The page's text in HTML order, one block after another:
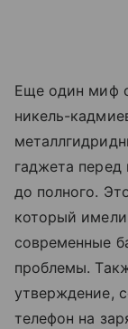
Еще один миф
никель-
гаджета
до полного.
который
современные
проблемы.
утверждение,
телефон на